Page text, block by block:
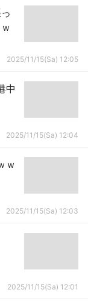
2025/11/15(Sa) 12:05
中
2025/11/15(Sa) 12:04
ｗ
2025/11/15(Sa) 12:03
2025/11/15(Sa) 12:01